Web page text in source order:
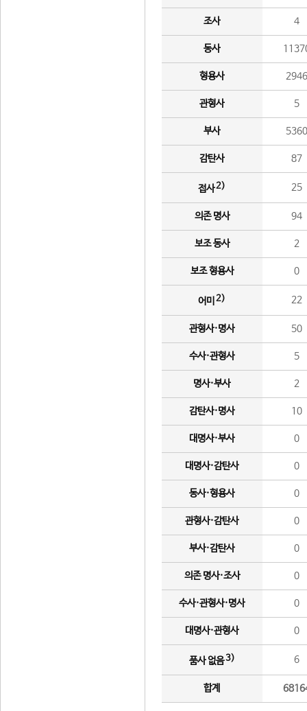
조사 4
동사
형용사 2946
관형사 5
부사 5360
감탄사 87
접사2) 25
의존 명사 94
보조 동사 2
보조 형용사 0
어미 2) 22
관형사·명사 50
수사·관형사 5
명사·부사 2
감탄사·명사 10
대명사·부사 0
대명사·감탄사 0
동사·형용사 0
관형사·감탄사 0
부사·감탄사 0
의존 명사·조사 0
수사·관형사·명사 0
대명사·관형사 0
품사 없음3) 6
합계